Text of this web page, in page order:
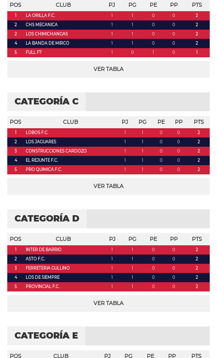
POS CLUB PJ PG PE PP PTS
1 LA ORILLA F.C. 1 1 0 0
2
2
CHS MECANICA 1 1 0 0
2
2
LOS CHIMICHANGAS 1 1 0 0
2
4
LA BANDA DE MIRCO 1 1 0 0
2
5
FULL F7 1 0 1 0 1
VER TABLA
CATEGORÍA C
POS CLUB PJ PG PE PP PTS
1 LOBOS F.C. 1 1 0 0
2
2
LOS JAGUARES 1 1 0 0
2
3
CONSTRUCCIONES CARDOZO 1 1 0 0
2
4
EL REJUNTE F.C. 1 1 0 0
2
5
PRO QUIMICA F.C. 1 1 0 0 2
VER TABLA
CATEGORÍA D
POS CLUB PJ PG PE PP PTS
1 INTER DE BARRIO 1 1 0 0
2
2
ASTO F.C. 1 1 0 0
2
3
FERRETERIA GULLINO 1 1 0 0
2
4
LOS DE SIEMPRE 1 1 0 0
2
5
PROVINCIAL F.C. 1 1 0 0 2
VER TABLA
CATEGORÍA E
POS CLUB PJ PG PE PP PTS